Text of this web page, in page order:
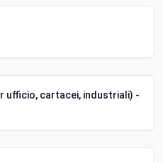
ufficio, cartacei, industriali) -